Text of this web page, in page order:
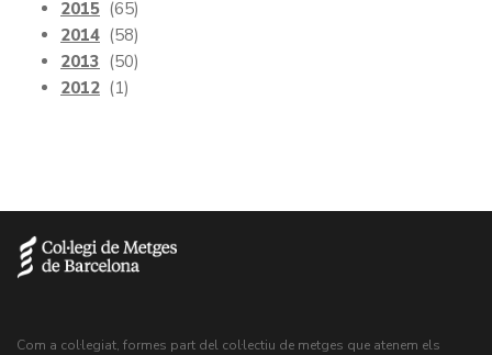
2015 (65)
2014 (58)
2013 (50)
2012 (1)
Com a col·legiat, formes part del col·lectiu de metges que atenem els